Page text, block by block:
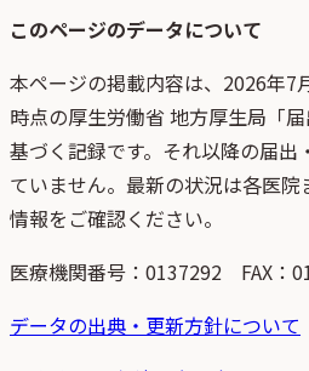
このページのデータについて
本ページの掲載内容は、 2026年7
時点の厚生労働省 地方厚生局「届
基づく記録です。それ以降の届
ていません。最新の状況は各医
情報をご確認ください。
医療機関番号： 0137292 FAX：
データの出典・更新方針について